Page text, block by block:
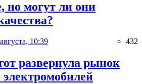
но могут ли они
10:39 432
развернула рынок